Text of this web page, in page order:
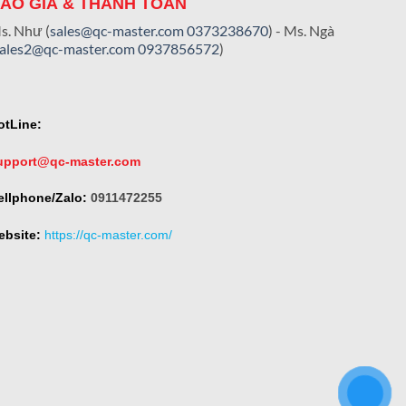
GIÁ & THANH TOÁN
Như (sales@qc-master.com0373238670) - Ms. Ngà
master.com0937856572)
master.com
Zalo: 0911472255
https://qc-master.com/